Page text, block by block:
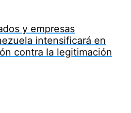
y empresas
intensificará en
contra la legitimación